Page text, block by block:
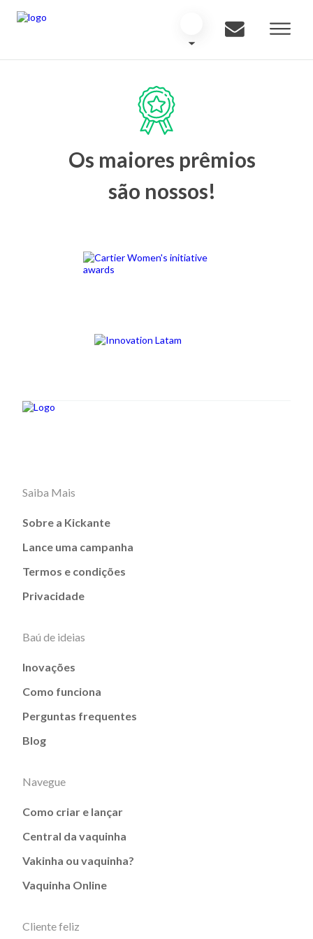
Os maiores prêmios
são nossos!
Saiba Mais
Sobre a Kickante
Lance uma campanha
Termos e condições
Privacidade
Baú de ideias
Inovações
Como funciona
Perguntas frequentes
Blog
Navegue
Como criar e lançar
Central da vaquinha
Vakinha ou vaquinha?
Vaquinha Online
Cliente feliz